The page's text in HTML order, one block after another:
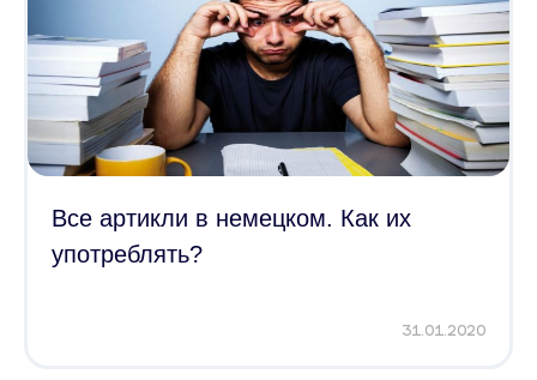
Все артикли в немецком. Как их
употреблять?
31.01.2020